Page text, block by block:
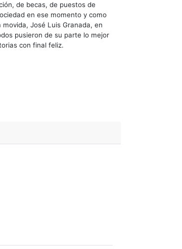
de becas, de puestos de
en ese momento y como
José Luis Granada, en
pusieron de su parte lo mejor
con final feliz.